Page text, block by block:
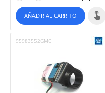
AÑADIR AL CARRITO
95983552GMC